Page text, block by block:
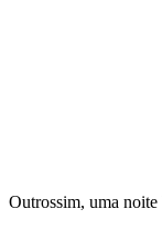
Outrossim, uma noite